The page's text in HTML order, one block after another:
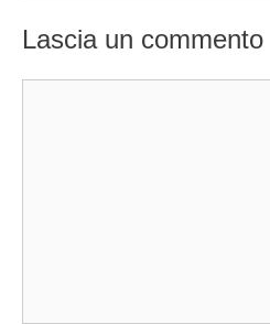
Lascia un commento